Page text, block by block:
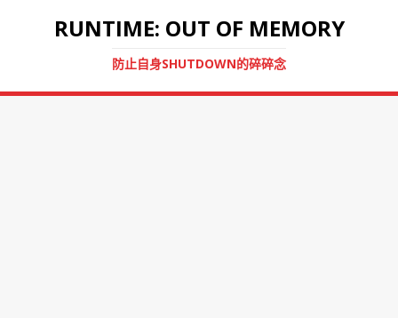
RUNTIME: OUT OF MEMORY
防止自身SHUTDOWN的碎碎念